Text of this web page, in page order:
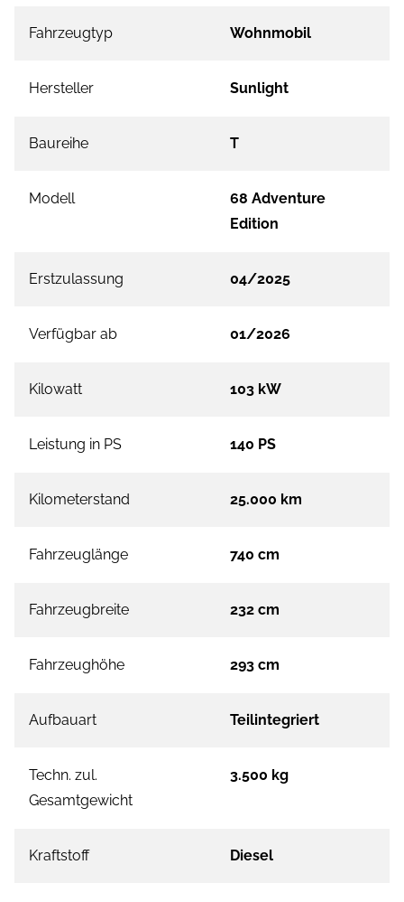
Fahrzeugtyp Wohnmobil
Hersteller Sunlight
Baureihe T
Modell
68 Adventure
Edition
Erstzulassung 04/2025
Verfügbar ab 01/2026
Kilowatt 103 kW
Leistung in PS 140 PS
Kilometerstand 25.000 km
Fahrzeuglänge 740 cm
Fahrzeugbreite 232 cm
Fahrzeughöhe 293 cm
Aufbauart Teilintegriert
Techn. zul.
Gesamtgewicht
3.500 kg
Kraftstoff Diesel